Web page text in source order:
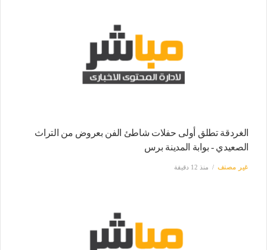
الغردقة تطلق أولى حفلات شاطئ الفن بعروض من التراث
الصعيدي - بوابة المدينة برس
غير مصنف منذ 12 دقيقة